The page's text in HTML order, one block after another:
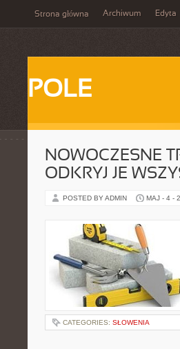
Strona główna Archiwum Edyta
POLE
NOWOCZESNE
ODKRYJ JE
POSTED BY ADMIN MAJ - 4 -
CATEGORIES: SŁOWENIA